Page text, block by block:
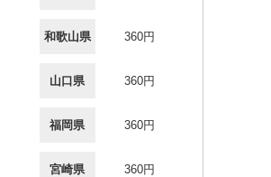
和歌山県 360円
山口県 360円
福岡県 360円
宮崎県 360円